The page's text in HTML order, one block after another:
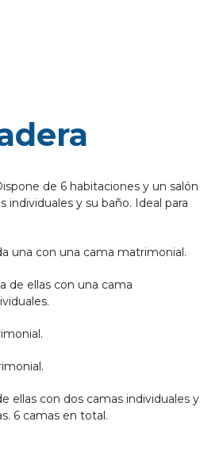
de 6 habitaciones y un salón
individuales y su baño. Ideal para
una con una cama matrimonial.
de ellas con una cama
ellas con dos camas individuales y
6 camas en total.